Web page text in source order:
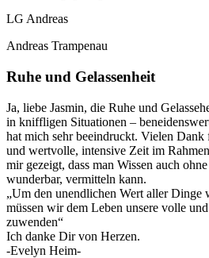
LG Andreas
Andreas Trampenau
Ruhe und Gelassenheit
Ja, liebe Jasmin, die Ruhe und
in kniffligen Situationen –
hat mich sehr beeindruckt. Vielen Dank
und wertvolle, intensive Zeit im
mir gezeigt, dass man Wissen auch
wunderbar, vermitteln kann.
„Um den unendlichen Wert aller Dinge
müssen wir dem Leben unsere volle
zuwenden“
Ich danke Dir von Herzen.
-Evelyn Heim-